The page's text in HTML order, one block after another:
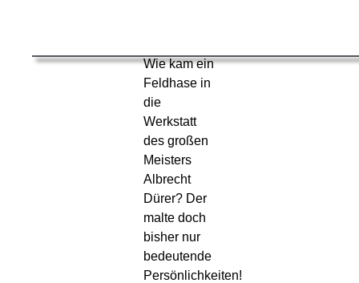
Wie kam ein
Feldhase in
die
Werkstatt
des großen
Meisters
Albrecht
Dürer? Der
malte doch
bisher nur
bedeutende
Persönlichkeiten!